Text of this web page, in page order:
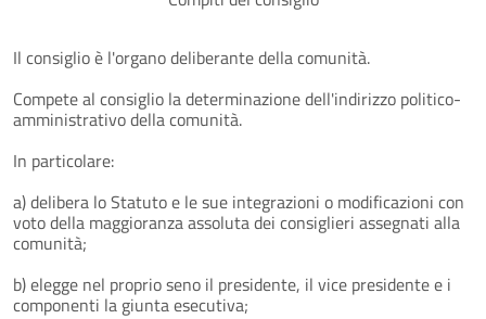
Il consiglio è l'organo deliberante della comunità.
Compete al consiglio la determinazione dell'indirizzo politico-
amministrativo della comunità.
In particolare:
a) delibera lo Statuto e le sue integrazioni o modificazioni con
voto della maggioranza assoluta dei consiglieri assegnati alla
comunità;
b) elegge nel proprio seno il presidente, il vice presidente e i
componenti la giunta esecutiva;